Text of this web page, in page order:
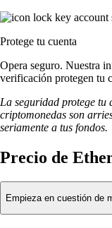
Protege tu cuenta
Opera seguro. Nuestra
verificación protegen tu
La seguridad protege tu
criptomonedas son
seriamente a tus fondos.
Precio de
Empieza en cuestión de